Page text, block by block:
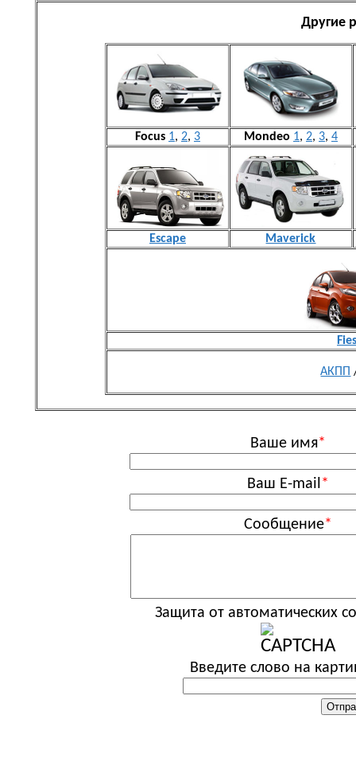
Другие
Focus 1, 2, 3 Mondeo 1, 2, 3, 4
Escape Maverick
АКПП
Ваше имя*
Ваш E-mail*
Сообщение*
Защита от автоматических
Введите слово на